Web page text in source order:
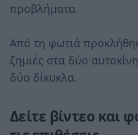
προβλήματα.
Από τη φωτιά
ζημιές στα δύο
δύο δίκυκλα.
Δείτε βίντεο και